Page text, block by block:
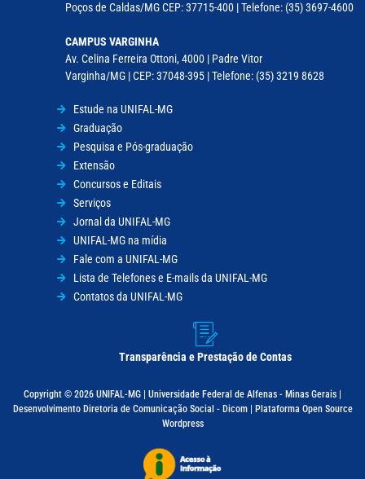
Poços de Caldas/MG CEP: 37715-400 | Telefone: (35) 3697-4600
CAMPUS VARGINHA
Av. Celina Ferreira Ottoni, 4000 | Padre Vitor
Varginha/MG | CEP: 37048-395 | Telefone: (35) 3219 8628
Estude na UNIFAL-MG
Graduação
Pesquisa e Pós-graduação
Extensão
Concursos e Editais
Serviços
Jornal da UNIFAL-MG
UNIFAL-MG na mídia
Fale com a UNIFAL-MG
Lista de Telefones e E-mails da UNIFAL-MG
Contatos da UNIFAL-MG
Transparência e Prestação de Contas
Copyright © 2026 UNIFAL-MG | Universidade Federal de Alfenas - Minas Gerais |
Desenvolvimento Diretoria de Comunicação Social - Dicom | Plataforma Open Source
Wordpress